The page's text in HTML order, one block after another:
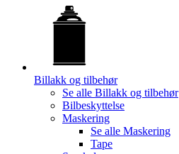
Billakk og tilbehør
Se alle Billakk og tilbehør
Bilbeskyttelse
Maskering
Se alle Maskering
Tape